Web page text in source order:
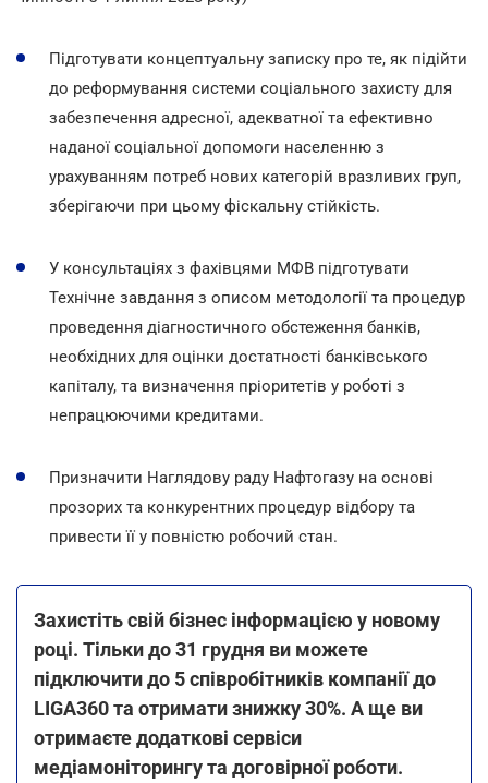
Підготувати концептуальну записку про те, як підійти
до реформування системи соціального захисту для
забезпечення адресної, адекватної та ефективно
наданої соціальної допомоги населенню з
урахуванням потреб нових категорій вразливих груп,
зберігаючи при цьому фіскальну стійкість.
У консультаціях з фахівцями МФВ підготувати
Технічне завдання з описом методології та процедур
проведення діагностичного обстеження банків,
необхідних для оцінки достатності банківського
капіталу, та визначення пріоритетів у роботі з
непрацюючими кредитами.
Призначити Наглядову раду Нафтогазу на основі
прозорих та конкурентних процедур відбору та
привести її у повністю робочий стан.
Захистіть свій бізнес інформацією у новому
році. Тільки до 31 грудня ви можете
підключити до 5 співробітників компанії до
LIGA360 та отримати знижку 30%. А ще ви
отримаєте додаткові сервіси
медіамоніторингу та договірної роботи.